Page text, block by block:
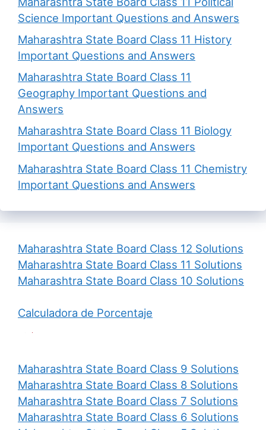
Science Important Questions and Answers
Maharashtra State Board Class 11 History
Important Questions and Answers
Maharashtra State Board Class 11
Geography Important Questions and
Answers
Maharashtra State Board Class 11 Biology
Important Questions and Answers
Maharashtra State Board Class 11 Chemistry
Important Questions and Answers
Maharashtra State Board Class 12 Solutions
Maharashtra State Board Class 11 Solutions
Maharashtra State Board Class 10 Solutions
Calculadora de Porcentaje
Maharashtra State Board Class 9 Solutions
Maharashtra State Board Class 8 Solutions
Maharashtra State Board Class 7 Solutions
Maharashtra State Board Class 6 Solutions